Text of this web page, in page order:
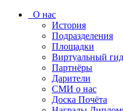
О нас
История
Подразделения
Площадки
Виртуальный гид
Партнёры
Дарители
СМИ о нас
Доска Почёта